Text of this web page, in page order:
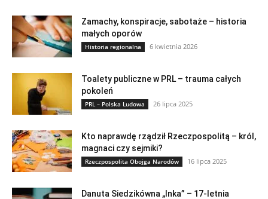
Zamachy, konspiracje, sabotaże – historia
małych oporów
Historia regionalna 6 kwietnia 2026
Toalety publiczne w PRL – trauma całych
pokoleń
PRL – Polska Ludowa 26 lipca 2025
Kto naprawdę rządził Rzeczpospolitą – król,
magnaci czy sejmiki?
Rzeczpospolita Obojga Narodów 16 lipca 2025
Danuta Siedzikówna „Inka” – 17-letnia